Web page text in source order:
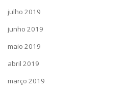
julho 2019
junho 2019
maio 2019
abril 2019
março 2019